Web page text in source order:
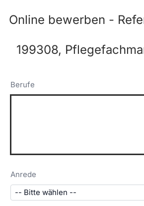
Online bewerben -
199308,
Berufe
Anrede